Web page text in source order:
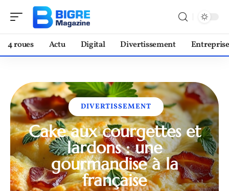
4 roues Actu Digital Divertissement Entreprise
DIVERTISSEMENT
Cake aux courgettes et
lardons : une
gourmandise à la
française